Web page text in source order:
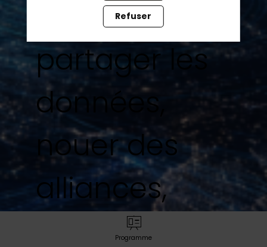
partager les
données,
nouer des
alliances,
briser les
Programme
Refuser